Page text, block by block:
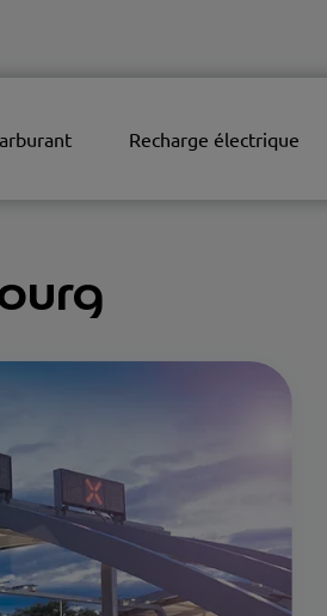
Recharge électrique